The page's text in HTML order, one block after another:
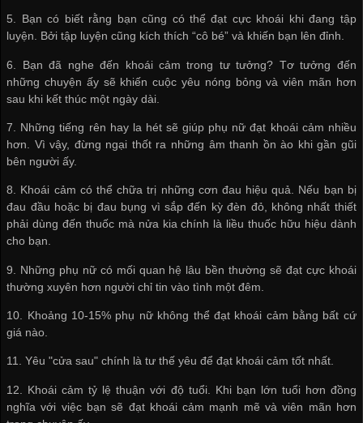
5. Bạn có biết rằng bạn cũng có thể đạt cực khoái khi đang tập
luyện. Bởi tập luyện cũng kích thích “cô bé” và khiến bạn lên đỉnh.
6. Bạn đã nghe đến khoái cảm trong tư tưởng? Tơ tưởng đến
những chuyện ấy sẽ khiến cuộc yêu nóng bỏng và viên mãn hơn
sau khi kết thúc một ngày dài.
7. Những tiếng rên hay la hét sẽ giúp phụ nữ đạt khoái cảm nhiều
hơn. Vì vậy, đừng ngại thốt ra những âm thanh ồn ào khi gần gũi
bên người ấy.
8. Khoái cảm có thể chữa trị những cơn đau hiệu quả. Nếu bạn bị
đau đầu hoặc bị đau bụng vì sắp đến kỳ đèn đỏ, không nhất thiết
phải dùng đến thuốc mà nửa kia chính là liều thuốc hữu hiệu dành
cho bạn.
9. Những phụ nữ có mối quan hệ lâu bền thường sẽ đạt cực khoái
thường xuyên hơn người chỉ tin vào tình một đêm.
10. Khoảng 10-15% phụ nữ không thể đạt khoái cảm bằng bất cứ
giá nào.
11. Yêu "cửa sau" chính là tư thế yêu để đạt khoái cảm tốt nhất.
12. Khoái cảm tỷ lệ thuận với độ tuổi. Khi bạn lớn tuổi hơn đồng
nghĩa với việc bạn sẽ đạt khoái cảm mạnh mẽ và viên mãn hơn